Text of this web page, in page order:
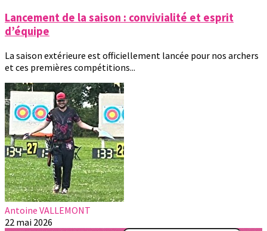
Lancement de la saison : convivialité et esprit
d’équipe
La saison extérieure est officiellement lancée pour nos archers
et ces premières compétitions...
Antoine VALLEMONT
22 mai 2026